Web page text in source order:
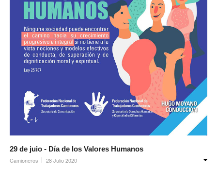
29 de juio - Día de los Valores Humanos
Camioneros 28 Julio 2020